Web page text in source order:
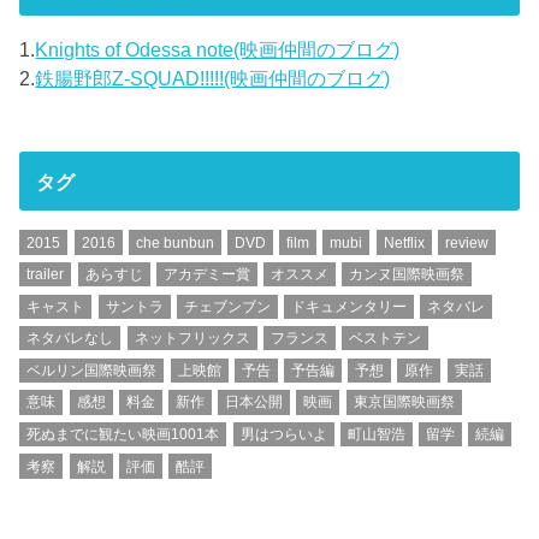
1.Knights of Odessa note(映画仲間のブログ)
2.鉄腸野郎Z-SQUAD!!!!!(映画仲間のブログ)
タグ
2015 2016 che bunbun DVD film mubi Netflix
review
trailer
あらすじ アカデミー賞 オススメ
カンヌ国際映画祭
キャスト
サントラ チェブンブン ドキュメンタリー
ネタバレ
ネタバレなし
ネットフリックス フランス
ベストテン
ベルリン国際映画祭
上映館 予告 予告編 予想 原作
実話
意味
感想 料金 新作 日本公開 映画
東京国際映画祭
死ぬまでに観たい映画1001本
男はつらいよ 町山智浩 留学
続編
考察
解説 評価 酷評